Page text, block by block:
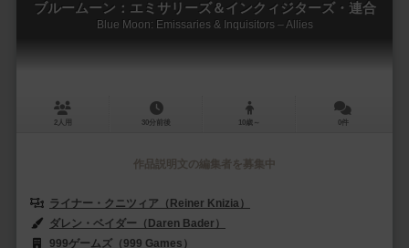
ブルームーン：エミサリーズ＆インクィジターズ・連合
Blue Moon: Emissaries & Inquisitors – Allies
2人用 30分前後 10歳～ 0件
作品説明文の編集者を募集中
ライナー・クニツィア（Reiner Knizia）
ダレン・ベイダー（Daren Bader）
999ゲームズ（999 Games）